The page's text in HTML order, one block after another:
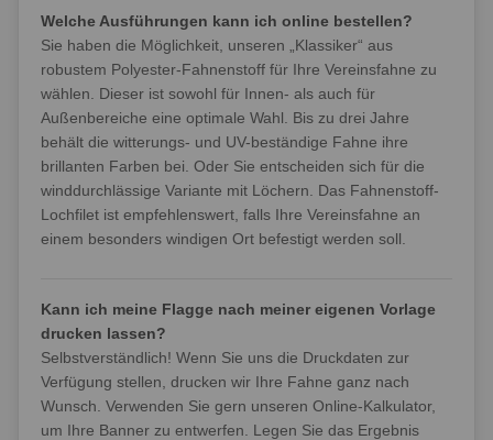
Welche Ausführungen kann ich online bestellen?
Sie haben die Möglichkeit, unseren „Klassiker“ aus
robustem Polyester-Fahnenstoff für Ihre Vereinsfahne zu
wählen. Dieser ist sowohl für Innen- als auch für
Außenbereiche eine optimale Wahl. Bis zu drei Jahre
behält die witterungs- und UV-beständige Fahne ihre
brillanten Farben bei. Oder Sie entscheiden sich für die
winddurchlässige Variante mit Löchern. Das Fahnenstoff-
Lochfilet ist empfehlenswert, falls Ihre Vereinsfahne an
einem besonders windigen Ort befestigt werden soll.
Kann ich meine Flagge nach meiner eigenen Vorlage
drucken lassen?
Selbstverständlich! Wenn Sie uns die Druckdaten zur
Verfügung stellen, drucken wir Ihre Fahne ganz nach
Wunsch. Verwenden Sie gern unseren Online-Kalkulator,
um Ihre Banner zu entwerfen. Legen Sie das Ergebnis